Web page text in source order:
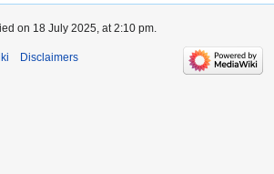
on 18 July 2025, at 2:10 pm.
Disclaimers